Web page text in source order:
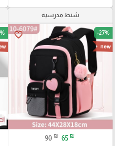
شنط مدرسية
favorite_border -27%
new
90 ₪ 65 ₪